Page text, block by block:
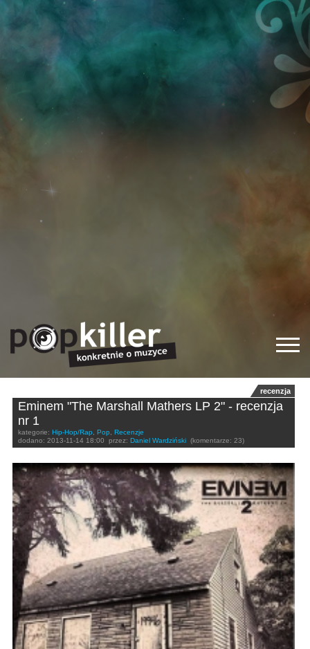
recenzja
Eminem "The Marshall Mathers LP 2" - recenzja
nr 1
kategorie: Hip-Hop/Rap, Pop, Recenzje
dodano: 2013-11-14 18:00 przez: Daniel Wardziński (komentarze: 23)